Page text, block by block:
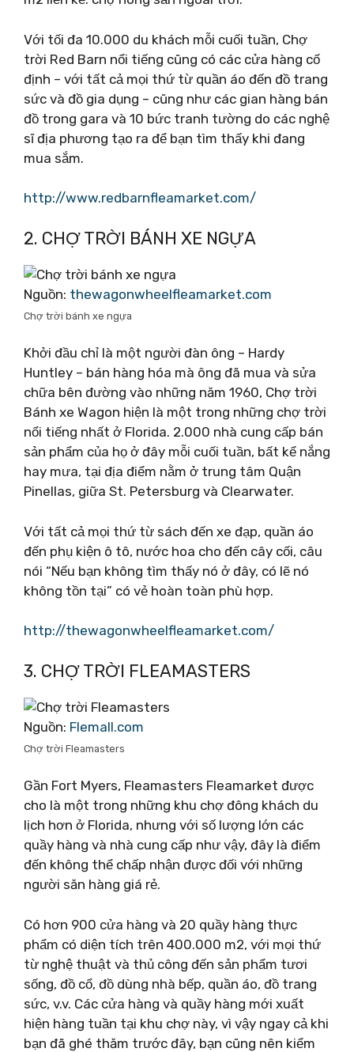
Với tối đa 10.000 du khách mỗi cuối tuần, Chợ
trời Red Barn nổi tiếng cũng có các cửa hàng cố
định – với tất cả mọi thứ từ quần áo đến đồ trang
sức và đồ gia dụng – cũng như các gian hàng bán
đồ trong gara và 10 bức tranh tường do các nghệ
sĩ địa phương tạo ra để bạn tìm thấy khi đang
mua sắm.
http://www.redbarnfleamarket.com/
2. CHỢ TRỜI BÁNH XE NGỰA
Nguồn: thewagonwheelfleamarket.com
Chợ trời bánh xe ngựa
Khởi đầu chỉ là một người đàn ông – Hardy
Huntley – bán hàng hóa mà ông đã mua và sửa
chữa bên đường vào những năm 1960, Chợ trời
Bánh xe Wagon hiện là một trong những chợ trời
nổi tiếng nhất ở Florida. 2.000 nhà cung cấp bán
sản phẩm của họ ở đây mỗi cuối tuần, bất kể nắng
hay mưa, tại địa điểm nằm ở trung tâm Quận
Pinellas, giữa St. Petersburg và Clearwater.
Với tất cả mọi thứ từ sách đến xe đạp, quần áo
đến phụ kiện ô tô, nước hoa cho đến cây cối, câu
nói “Nếu bạn không tìm thấy nó ở đây, có lẽ nó
không tồn tại” có vẻ hoàn toàn phù hợp.
http://thewagonwheelfleamarket.com/
3. CHỢ TRỜI FLEAMASTERS
Nguồn: Flemall.com
Chợ trời Fleamasters
Gần Fort Myers, Fleamasters Fleamarket được
cho là một trong những khu chợ đông khách du
lịch hơn ở Florida, nhưng với số lượng lớn các
quầy hàng và nhà cung cấp như vậy, đây là điểm
đến không thể chấp nhận được đối với những
người săn hàng giá rẻ.
Có hơn 900 cửa hàng và 20 quầy hàng thực
phẩm có diện tích trên 400.000 m2, với mọi thứ
từ nghệ thuật và thủ công đến sản phẩm tươi
sống, đồ cổ, đồ dùng nhà bếp, quần áo, đồ trang
sức, v.v. Các cửa hàng và quầy hàng mới xuất
hiện hàng tuần tại khu chợ này, vì vậy ngay cả khi
bạn đã ghé thăm trước đây, bạn cũng nên kiểm